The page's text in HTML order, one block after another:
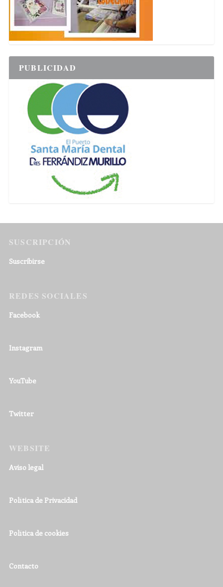
PUBLICIDAD
SUSCRIPCIÓN
Suscribirse
REDES SOCIALES
Facebook
Instagram
YouTube
Twitter
WEBSITE
Aviso legal
Política de Privacidad
Política de cookies
Contacto